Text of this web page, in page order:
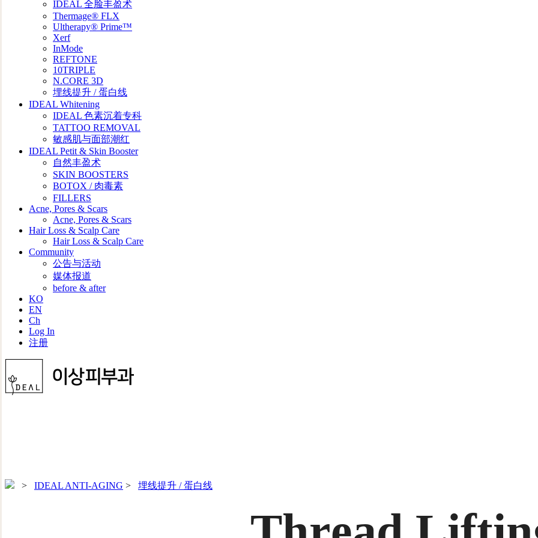
IDEAL 全脸丰盈术
Thermage® FLX
Ultherapy® Prime™
Xerf
InMode
REFTONE
10TRIPLE
N.CORE 3D
埋线提升 / 蛋白线
IDEAL Whitening
IDEAL 色素沉着专科
TATTOO REMOVAL
敏感肌与面部潮红
IDEAL Petit & Skin Booster
自然丰盈术
SKIN BOOSTERS
BOTOX / 肉毒素
FILLERS
Acne, Pores & Scars
Acne, Pores & Scars
Hair Loss & Scalp Care
Hair Loss & Scalp Care
Community
公告与活动
媒体报道
before & after
KO
EN
Ch
Log In
注册
> IDEAL ANTI-AGING > 埋线提升 / 蛋白线